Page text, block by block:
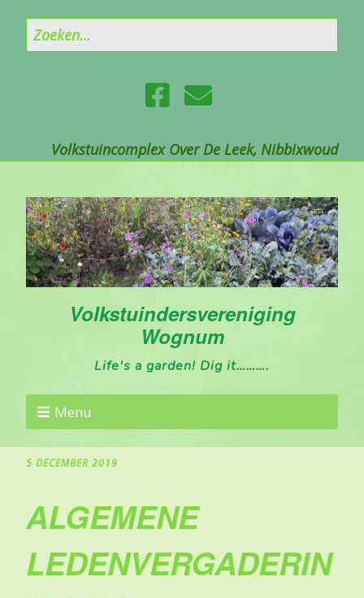
Volkstuincomplex Over De Leek, Nibbixwoud
Volkstuindersvereniging
Wognum
Life's a garden! Dig it……….
Menu
5 DECEMBER 2019
ALGEMENE
LEDENVERGADERIN